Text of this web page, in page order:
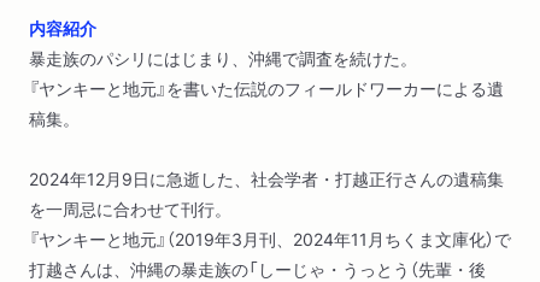
内容紹介
暴走族のパシリにはじまり、沖縄で調査を続けた。
『ヤンキーと地元』を書いた伝説のフィールドワーカーによる遺
稿集。
2024年12月9日に急逝した、社会学者・打越正行さんの遺稿集
を一周忌に合わせて刊行。
『ヤンキーと地元』（2019年3月刊、2024年11月ちくま文庫化）で
打越さんは、沖縄の暴走族の「しーじゃ・うっとう（先輩・後